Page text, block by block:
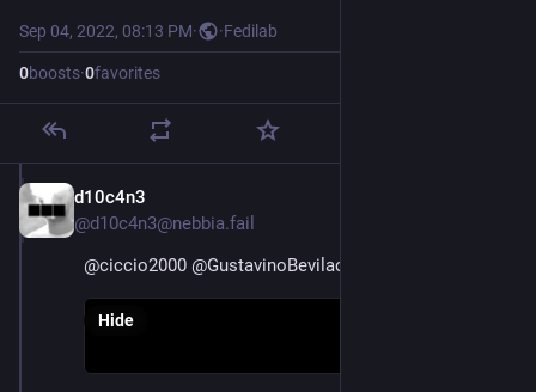
Sep 04, 2022, 08:13 PM· ·Fedilab
0boosts·0favorites
d10c4n3
@d10c4n3@nebbia.fail
@ciccio2000 @GustavinoBevilacqua
Hide